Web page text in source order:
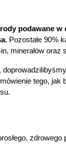
podawane
Pozostałe 90%
minerałów oraz
tego,